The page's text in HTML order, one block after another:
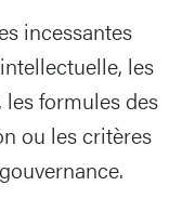
incessantes
les
formules des
ou les critères